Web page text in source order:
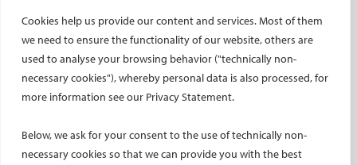
Cookies help us provide our content and services. Most of them
we need to ensure the functionality of our website, others are
used to analyse your browsing behavior ("technically non-
necessary cookies"), whereby personal data is also processed, for
more information see our Privacy Statement.
Below, we ask for your consent to the use of technically non-
necessary cookies so that we can provide you with the best
Social media takeovers
PATIENTS
General information
Printable content
Patient information translations